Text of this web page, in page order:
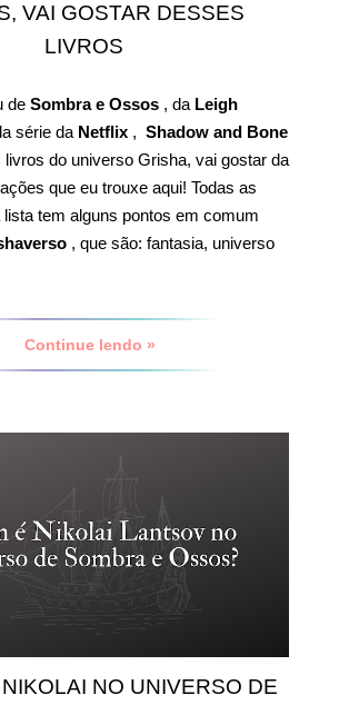
VAI GOSTAR DESSES
LIVROS
de Sombra e Ossos , da Leigh
série da Netflix , Shadow and Bone
livros do universo Grisha, vai gostar da
que eu trouxe aqui! Todas as
tem alguns pontos em comum
, que são: fantasia, universo
Continue lendo »
NO UNIVERSO DE